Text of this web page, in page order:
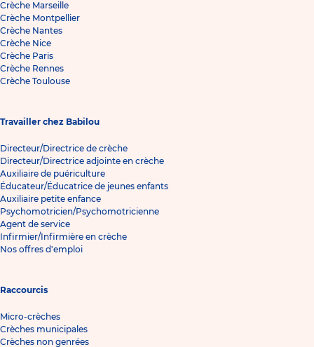
Crèche Marseille
Crèche Montpellier
Crèche Nantes
Crèche Nice
Crèche Paris
Crèche Rennes
Crèche Toulouse
Travailler chez Babilou
Directeur/Directrice de crèche
Directeur/Directrice adjointe en crèche
Auxiliaire de puériculture
Éducateur/Éducatrice de jeunes enfants
Auxiliaire petite enfance
Psychomotricien/Psychomotricienne
Agent de service
Infirmier/Infirmière en crèche
Nos offres d'emploi
Raccourcis
Micro-crèches
Crèches municipales
Crèches non genrées